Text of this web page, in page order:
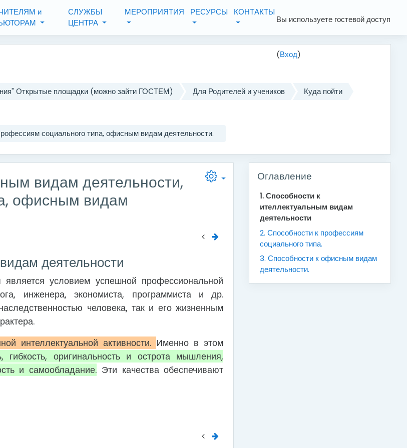
и
СЛУЖБЫ
ЦЕНТРА
МЕРОПРИЯТИЯ РЕСУРСЫ КОНТАКТЫ
Вы используете гостевой доступ
(Вход)
Открытые площадки (можно зайти ГОСТЕМ) Для Родителей и учеников
Куда пойти
социального типа, офисным видам деятельности.
видам деятельности,
офисным видам
деятельности
условием успешной профессиональной
инженера, экономиста, программиста и др.
человека, так и его жизненным
интеллектуальной активности. Именно в этом
оригинальность и острота мышления,
и самообладание. Эти качества обеспечивают
Оглавление
1. Способности к
ителлектуальным видам
деятельности
2. Способности к профессиям
социального типа.
3. Способности к офисным видам
деятельности.